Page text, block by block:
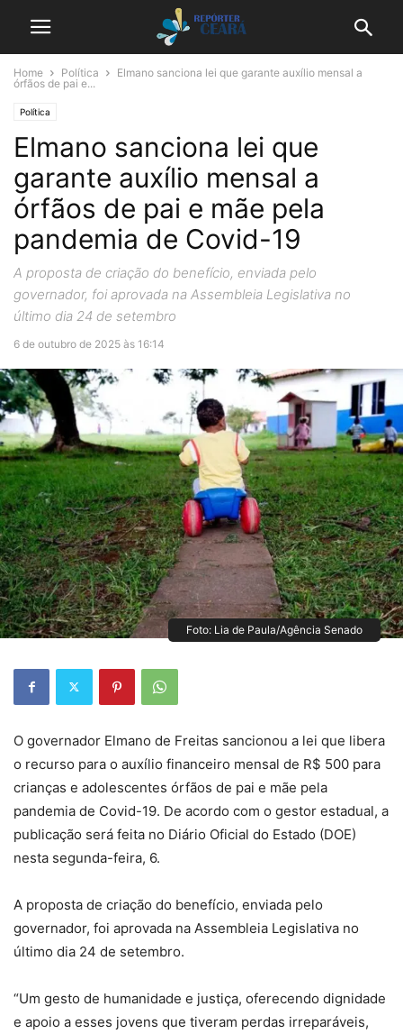
Home Política
Elmano sanciona lei que garante auxílio mensal a
órfãos de pai e...
Política
Elmano sanciona lei que
garante auxílio mensal a
órfãos de pai e mãe pela
pandemia de Covid-19
A proposta de criação do benefício, enviada pelo
governador, foi aprovada na Assembleia Legislativa no
último dia 24 de setembro
6 de outubro de 2025 às 16:14
Foto: Lia de Paula/Agência Senado
O governador Elmano de Freitas sancionou a lei que libera
o recurso para o auxílio financeiro mensal de R$ 500 para
crianças e adolescentes órfãos de pai e mãe pela
pandemia de Covid-19. De acordo com o gestor estadual, a
publicação será feita no Diário Oficial do Estado (DOE)
nesta segunda-feira, 6.
A proposta de criação do benefício, enviada pelo
governador, foi aprovada na Assembleia Legislativa no
último dia 24 de setembro.
“Um gesto de humanidade e justiça, oferecendo dignidade
e apoio a esses jovens que tiveram perdas irreparáveis,